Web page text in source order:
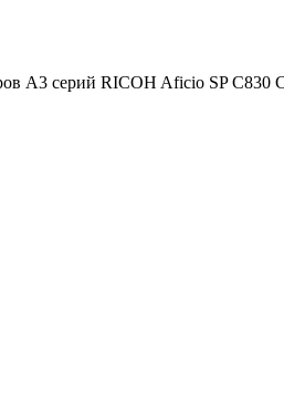
A3 серий RICOH Aficio SP C830